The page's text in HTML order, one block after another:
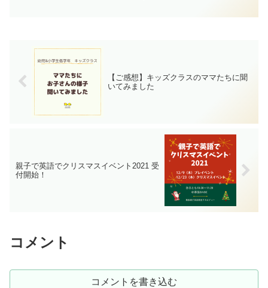
【ご感想】キッズクラスのママたちに聞
いてみました
親子で英語でクリスマスイベント2021 受
付開始！
コメント
コメントを書き込む